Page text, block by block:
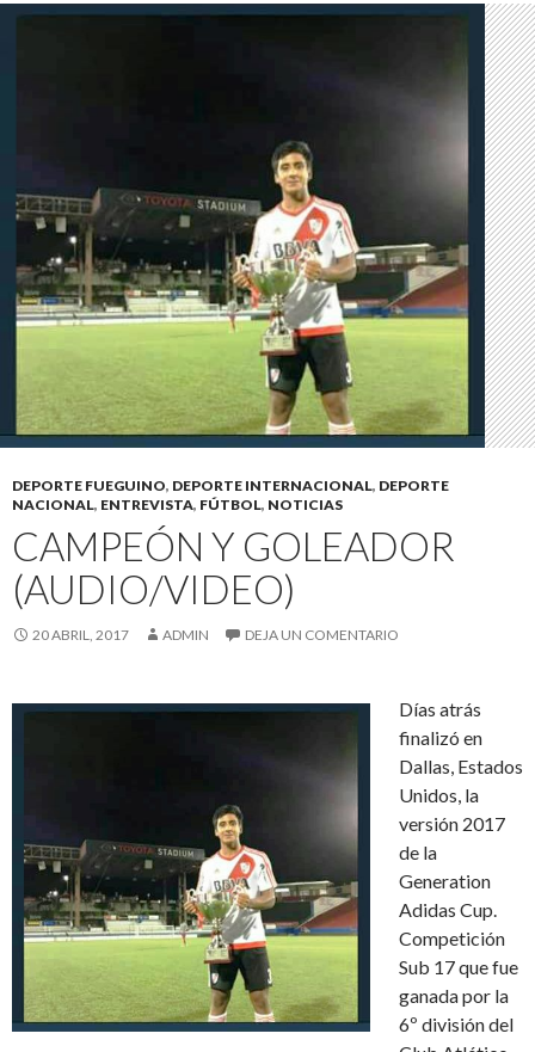
DEPORTE FUEGUINO, DEPORTE INTERNACIONAL, DEPORTE
NACIONAL, ENTREVISTA, FÚTBOL, NOTICIAS
CAMPEÓN Y GOLEADOR
(AUDIO/VIDEO)
20 ABRIL, 2017 ADMIN DEJA UN COMENTARIO
Días atrás
finalizó en
Dallas, Estados
Unidos, la
versión 2017
de la
Generation
Adidas Cup.
Competición
Sub 17 que fue
ganada por la
6º división del